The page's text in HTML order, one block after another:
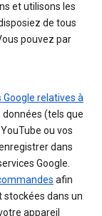
et utilisons les
de tous
pouvez par
relatives à
(tels que
ou vos
dans
Google.
afin
dans un
appareil